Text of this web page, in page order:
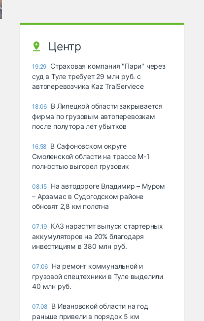
Центр
19:29 Страховая компания "Пари" через
суд в Туле требует 29 млн руб. с
автоперевозчика Kaz TralServiece
18:06 В Липецкой области закрывается
фирма по грузовым автоперевозкам
после полутора лет убытков
16:58 В Сафоновском округе
Смоленской области на трассе М-1
полностью выгорел грузовик
08:15 На автодороге Владимир – Муром
– Арзамас в Судогодском районе
обновят 2,8 км полотна
07:19 КАЗ нарастит выпуск стартерных
аккумуляторов на 20% благодаря
инвестициям в 380 млн руб.
07:06 На ремонт коммунальной и
грузовой спецтехники в Туле выделили
40 млн руб.
07.08 В Ивановской области на год
раньше привели в порядок 5 км